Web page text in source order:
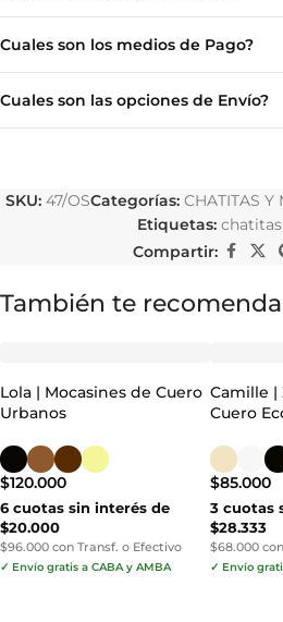
Cuales son los medios de Pago?
Cuales son las opciones de Envío?
SKU: 47/OSCategorías: CHATITAS Y
Etiquetas: chatitas,
Compartir:
También te
Lola | Mocasines de Cuero
Urbanos
$120.000
6 cuotas sin interés de
$20.000
$96.000 con Transf. o Efectivo
✓ Envío gratis a CABA y AMBA
Camille |
Cuero
$85.000
3 cuotas
$28.333
$68.000
✓ Envío